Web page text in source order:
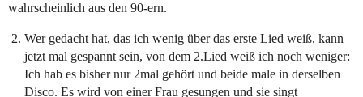
wahrscheinlich aus den 90-ern.
Wer gedacht hat, das ich wenig über das erste Lied weiß, kann
jetzt mal gespannt sein, von dem 2.Lied weiß ich noch weniger:
Ich hab es bisher nur 2mal gehört und beide male in derselben
Disco. Es wird von einer Frau gesungen und sie singt